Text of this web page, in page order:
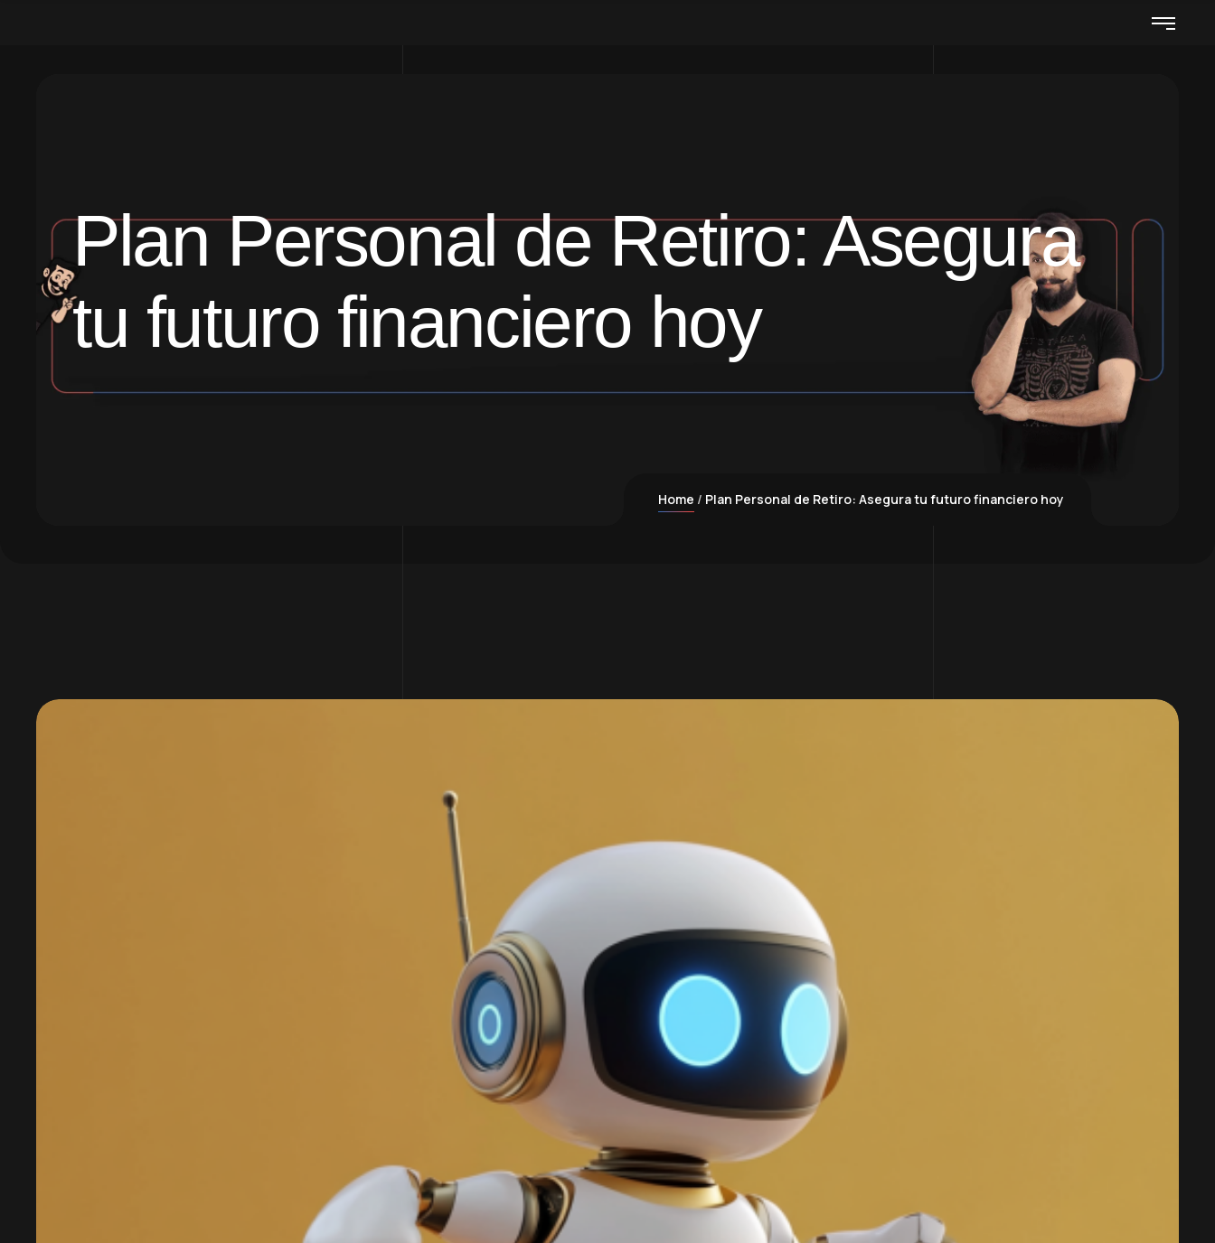
Plan Personal de Retiro: Asegura
tu futuro financiero hoy
Home Plan Personal de Retiro: Asegura tu futuro financiero hoy